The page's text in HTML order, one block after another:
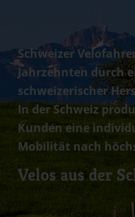
Schweizer
Jahrzehnten durch
schweizerischer
In der Schweiz
Kunden eine
Mobilität nach
Velos aus der